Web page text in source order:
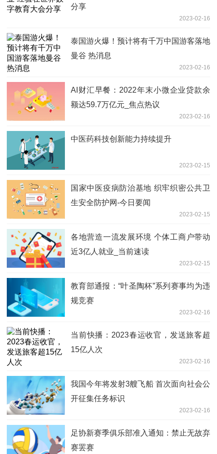
分享
2023-02-16
泰国游火爆！预计将有千万中国游客落地
曼谷 热消息
2023-02-16
AI财汇早餐：2022年末小微企业贷款余
额达59.7万亿元_焦点热议
2023-02-16
中医药科技创新能力持续提升
2023-02-15
国家中医疫病防治基地 织牢织密公共卫
生安全防护网-今日要闻
2023-02-15
各地营造一流发展环境 个体工商户带动
近3亿人就业_当前速读
2023-02-15
教育部通报：“叶圣陶杯”系列赛事均为违
规竞赛
2023-02-16
当前快播：2023春运收官，发送旅客超
15亿人次
2023-02-16
我国今年将发射3艘飞船 首次面向社会公
开征集任务标识
2023-02-16
足协新赛季俱乐部准入通知：禁止无故弃
赛罢赛